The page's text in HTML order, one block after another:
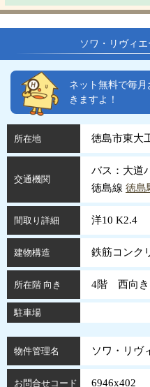
ソワ・リヴィ
ネット無料で毎
きますよ！
所在地 徳島市東大
交通機関
バス：大道
徳島線 徳島
間取り詳細 洋10 K2.4
建物構造 鉄筋コンク
所在階 向き 4階 西向き
駐車場
物件管理名 ソワ・リヴ
お問合せコード 6946x402